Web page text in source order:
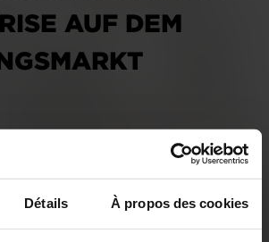
Détails À propos des cookies
AUF DEM